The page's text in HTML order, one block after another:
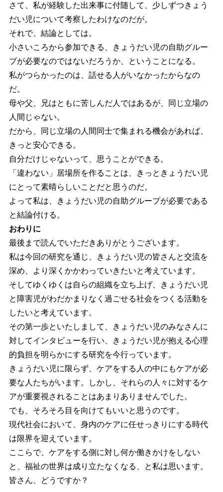
さて、私が経験した出来事に付随して、少しずつきょう
だい児について考察したわけなのだが。
それで、結論としては。
小さいころから参加できる、きょうだい児の自助グルー
プが必要なのではないだろうか、ということになる。
私がつらかったのは、話せる人がいなかったからなの
だ。
母や父、兄はともに苦しんだ人ではあるが、同じ立場の
人間じゃない。
だから、同じ立場の人間同士で集まれる機会があれば、
きっと安心できる。
自分だけじゃないって、思うことができる。
「違わない」居場所を作ることは、きっときょうだい児
にとって素晴らしいことだと思うのだ。
よって私は、きょうだい児の自助グループが必要である
と結論付ける。
おわりに
最後まで読んでいただきありがとうございます。
私は今回の研究を通じ、きょうだい児の皆さんと交流を
深め、より深くかかわっていきたいと考えています。
そしてゆくゆくは自らの組織を立ち上げ、きょうだい児
と障害児がわだかまりなく過ごせる社会をつくる活動を
したいと考えています。
その第一歩といたしまして、きょうだい児のみなさんに
対してインタビューを行い、きょうだい児が抱える心理
的負担を明らかにする研究を今行っています。
きょうだい児に限らず、ケアをする人の中にもケアが必
要な人たちがいます。しかし、それらの人々に対するケ
アが重要視されることはあまりありませんでした。
でも、そろそろ目を向けてもいいと思うのです。
現代社会において、身内のケアに任せっきりにする時代
は限界を迎えています。
ここらで、ケアをする側に対し何か働きかけをしない
と、福祉の世界は成り立たなくなる、と私は思います。
皆さん、どうですか？